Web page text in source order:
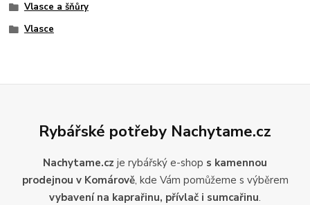
Vlasce a šňůry
Vlasce
Rybářské potřeby Nachytame.cz
Nachytame.cz je rybářský e-shop s kamennou
prodejnou v Komárově, kde Vám pomůžeme s výběrem
vybavení na kaprařinu, přívlač i sumcařinu.